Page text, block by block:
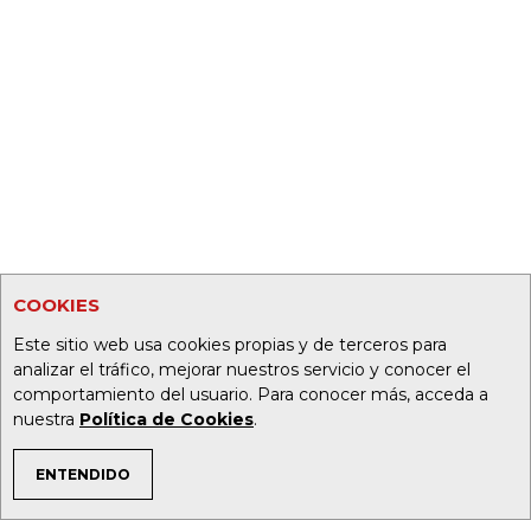
COOKIES
Este sitio web usa cookies propias y de terceros para
analizar el tráfico, mejorar nuestros servicio y conocer el
comportamiento del usuario. Para conocer más, acceda a
nuestra Política de Cookies.
ENTENDIDO
TEMAS DE INTERÉS